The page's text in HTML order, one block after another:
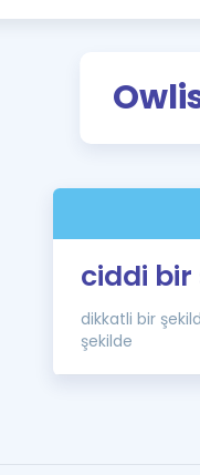
ciddi bir
dikkatli bir
şekilde